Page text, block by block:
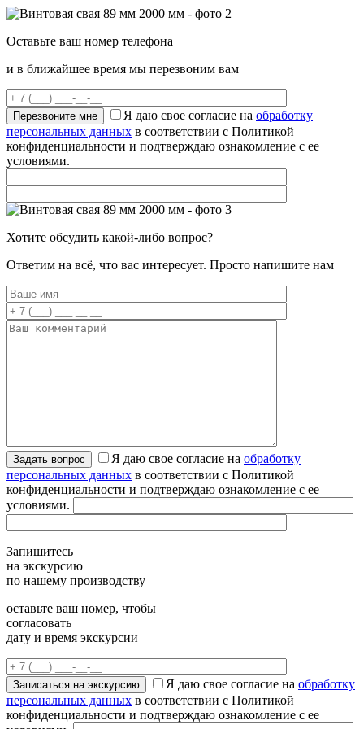
Оставьте ваш номер телефона
и в ближайшее время мы перезвоним вам
Я даю свое согласие на обработку
персональных данных в соответствии с Политикой
конфиденциальности и подтверждаю ознакомление с ее
условиями.
Хотите обсудить какой-либо вопрос?
Ответим на всё, что вас интересует. Просто напишите нам
Я даю свое согласие на обработку
персональных данных в соответствии с Политикой
конфиденциальности и подтверждаю ознакомление с ее
условиями.
Запишитесь
на экскурсию
по нашему производству
оставьте ваш номер, чтобы
согласовать
дату и время экскурсии
Я даю свое согласие на обработку
персональных данных в соответствии с Политикой
конфиденциальности и подтверждаю ознакомление с ее